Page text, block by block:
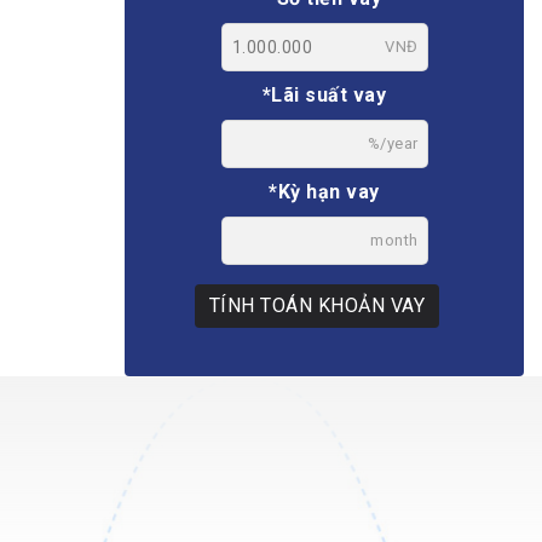
VNĐ
*Lãi suất vay
%/year
*Kỳ hạn vay
month
TÍNH TOÁN KHOẢN VAY